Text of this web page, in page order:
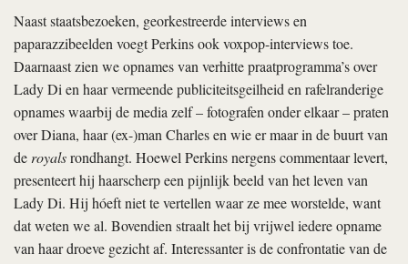
Naast staatsbezoeken, georkestreerde interviews en
paparazzibeelden voegt Perkins ook voxpop-interviews toe.
Daarnaast zien we opnames van verhitte praatprogramma’s over
Lady Di en haar vermeende publiciteitsgeilheid en rafelranderige
opnames waarbij de media zelf – fotografen onder elkaar – praten
over Diana, haar (ex-)man Charles en wie er maar in de buurt van
de royalsrondhangt. Hoewel Perkins nergens commentaar levert,
presenteert hij haarscherp een pijnlijk beeld van het leven van
Lady Di. Hij hóeft niet te vertellen waar ze mee worstelde, want
dat weten we al. Bovendien straalt het bij vrijwel iedere opname
van haar droeve gezicht af. Interessanter is de confrontatie van de